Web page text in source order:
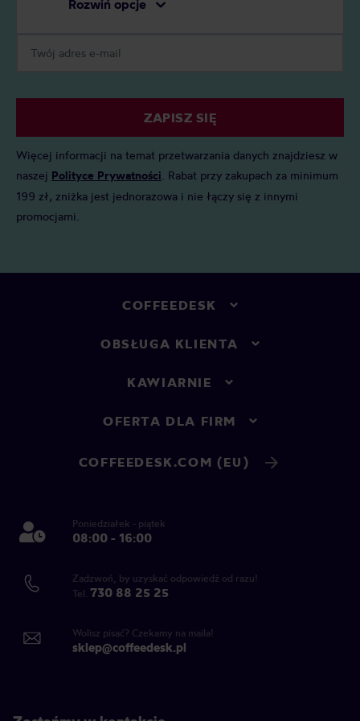
Rozwiń opcje
ZAPISZ SIĘ
Więcej informacji na temat przetwarzania danych znajdziesz w
naszej Polityce Prywatności . Rabat przy zakupach za minimum
199 zł, zniżka jest jednorazowa i nie łączy się z innymi
promocjami.
COFFEEDESK
OBSŁUGA KLIENTA
KAWIARNIE
OFERTA DLA FIRM
COFFEEDESK.COM (EU)
Poniedziałek - piątek
08:00 - 16:00
Zadzwoń, by uzyskać odpowiedź od razu!
Tel. 730 88 25 25
Wolisz pisać? Czekamy na maila!
sklep@coffeedesk.pl